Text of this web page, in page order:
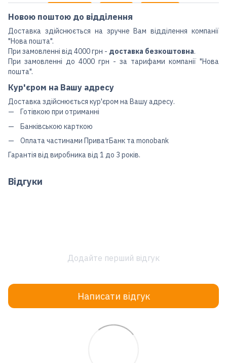
Новою поштою до відділення
Доставка здійснюється на зручне Вам відділення компанії
"Нова пошта".
При замовленні від 4000 грн - доставка безкоштовна.
При замовленні до 4000 грн - за тарифами компанії "Нова
пошта".
Кур'єром на Вашу адресу
Доставка здійснюється кур'єром на Вашу адресу.
Готівкою при отриманні
Банківською карткою
Оплата частинами ПриватБанк та monobank
Гарантія від виробника від 1 до 3 років.
Відгуки
Додайте перший відгук
Написати відгук